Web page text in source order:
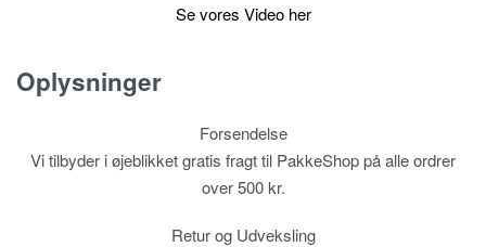
Se vores Video her
Oplysninger
Forsendelse
Vi tilbyder i øjeblikket gratis fragt til PakkeShop på alle ordrer
over 500 kr.
Retur og Udveksling